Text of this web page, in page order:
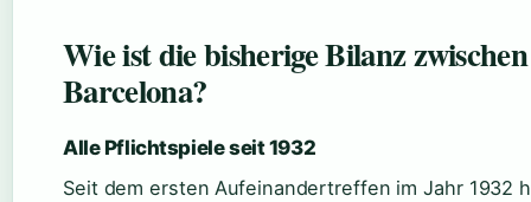
Wie ist die bisherige Bilanz
Barcelona?
Alle Pflichtspiele seit 1932
Seit dem ersten Aufeinandertreffen im Jahr 1932